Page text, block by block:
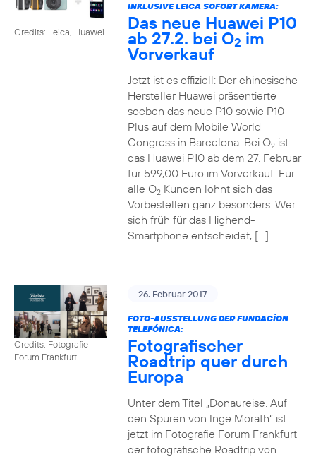
Credits: Leica, Huawei
INKLUSIVE LEICA SOFORT KAMERA:
Das neue Huawei P10
ab 27.2. bei O2 im
Vorverkauf
Jetzt ist es offiziell: Der chinesische
Hersteller Huawei präsentierte
soeben das neue P10 sowie P10
Plus auf dem Mobile World
Congress in Barcelona. Bei O2ist
das Huawei P10 ab dem 27. Februar
für 599,00 Euro im Vorverkauf. Für
alle O2Kunden lohnt sich das
Vorbestellen ganz besonders. Wer
sich früh für das Highend-
Smartphone entscheidet, […]
Credits: Fotografie
Forum Frankfurt
26. Februar 2017
FOTO-AUSSTELLUNG DER FUNDACÍON
TELEFÓNICA:
Fotografischer
Roadtrip quer durch
Europa
Unter dem Titel „Donaureise. Auf
den Spuren von Inge Morath“ ist
jetzt im Fotografie Forum Frankfurt
der fotografische Roadtrip von